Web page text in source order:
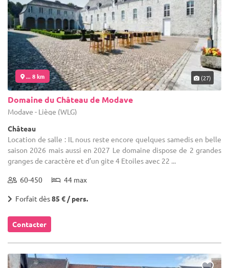
... 8 km (27)
Domaine du Château de Modave
Modave - Liège (WLG)
Château
Location de salle : IL nous reste encore quelques samedis en belle
saison 2026 mais aussi en 2027 Le domaine dispose de 2 grandes
granges de caractère et d’un gite 4 Etoiles avec 22 ...
60-450 44 max
Forfait dès85 € / pers.
Contacter